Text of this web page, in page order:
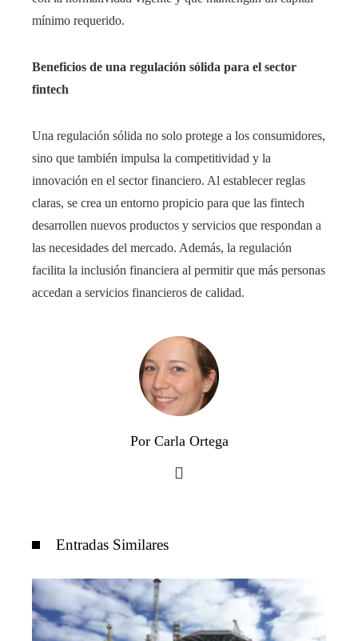
mínimo requerido.
Beneficios de una regulación sólida para el sector
fintech
Una regulación sólida no solo protege a los consumidores,
sino que también impulsa la competitividad y la
innovación en el sector financiero. Al establecer reglas
claras, se crea un entorno propicio para que las fintech
desarrollen nuevos productos y servicios que respondan a
las necesidades del mercado. Además, la regulación
facilita la inclusión financiera al permitir que más personas
accedan a servicios financieros de calidad.
Por Carla Ortega
Entradas Similares